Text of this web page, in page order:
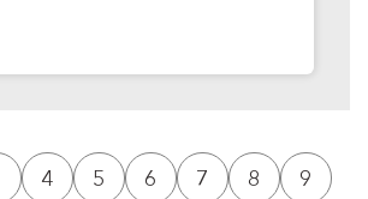
4 5 6 7 8
9